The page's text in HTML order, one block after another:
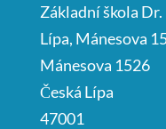
Základní škola
Lípa, Mánesova
Mánesova 1526
Česká Lípa
47001